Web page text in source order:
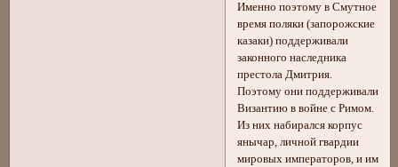
Именно поэтому в Смутное
время поляки (запорожские
казаки) поддерживали
законного наследника
престола Дмитрия.
Поэтому они поддерживали
Византию в войне с Римом.
Из них набирался корпус
янычар, личной гвардии
мировых императоров, и им